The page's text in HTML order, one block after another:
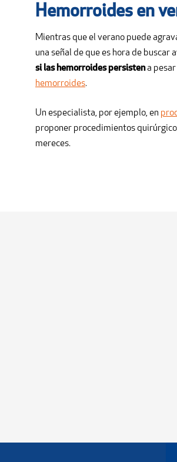
Hemorroides en
Mientras que el verano puede
una señal de que es hora de
si las hemorroides persistena pesar
hemorroides.
Un especialista, por ejemplo, en
proponer procedimientos
mereces.